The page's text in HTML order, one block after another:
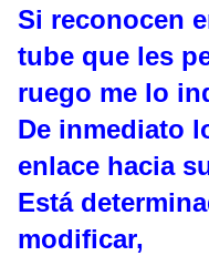
Si reconocen
tube que les
ruego me lo
De inmediato
enlace hacia
Está
modificar,